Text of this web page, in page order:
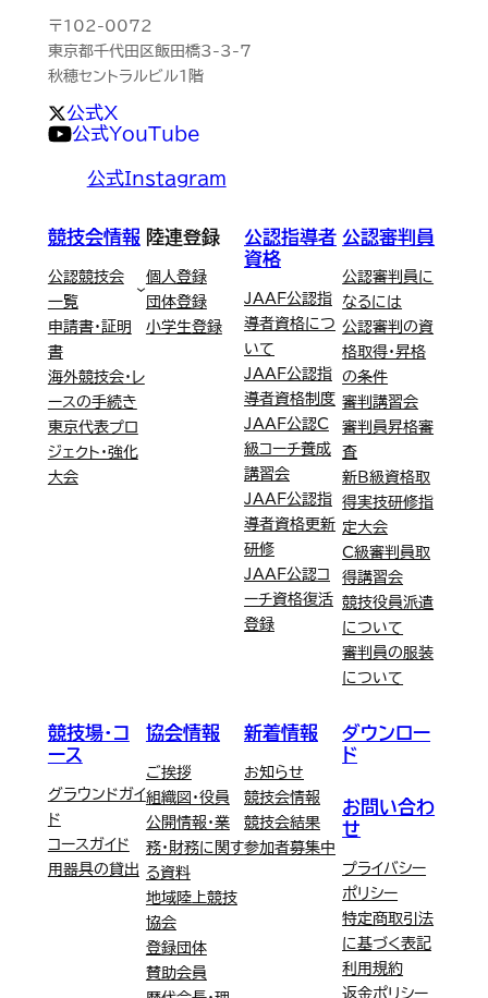
〒102-0072
東京都千代田区飯田橋3-3-7
秋穂セントラルビル1階
公式X
公式YouTube
公式Instagram
競技会情報
公認競技会
一覧
申請書・証明
書
海外競技会・レ
ースの手続き
東京代表プロ
ジェクト・強化
大会
陸連登録
個人登録
団体登録
小学生登録
公認指導者
資格
JAAF公認指
導者資格につ
いて
JAAF公認指
導者資格制度
JAAF公認C
級コーチ養成
講習会
JAAF公認指
導者資格更新
研修
JAAF公認コ
ーチ資格復活
登録
公認審判員
公認審判員に
なるには
公認審判の資
格取得・昇格
の条件
審判講習会
審判員昇格審
査
新B級資格取
得実技研修指
定大会
C級審判員取
得講習会
競技役員派遣
について
審判員の服装
について
競技場・コ
ース
グラウンドガイ
ド
コースガイド
用器具の貸出
協会情報
ご挨拶
組織図・役員
公開情報・業
務・財務に関す
る資料
地域陸上競技
協会
登録団体
賛助会員
新着情報
お知らせ
競技会情報
競技会結果
参加者募集中
ダウンロー
ド
お問い合わ
せ
プライバシー
ポリシー
特定商取引法
に基づく表記
利用規約
返金ポリシー